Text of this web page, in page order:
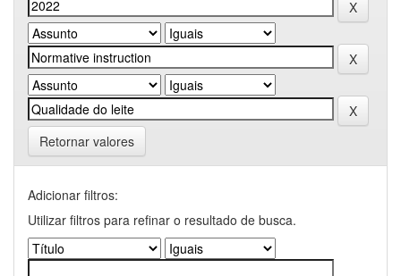
Retornar valores
Adicionar filtros:
Utilizar filtros para refinar o resultado de busca.